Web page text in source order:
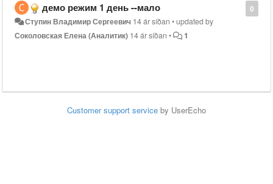
0
демо режим 1 день --мало
Ступин Владимир Сергеевич 14 ár síðan •updated by
Соколовская Елена (Аналитик) 14 ár síðan • 1
Customer support service by UserEcho